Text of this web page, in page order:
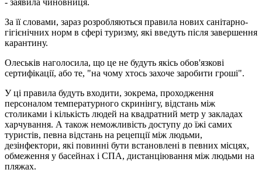
За її словами, зараз розробляються правила нових санітарно-
гігієнічних норм в сфері туризму, які введуть після завершення
карантину.
Олеськів наголосила, що це не будуть якісь обов'язкові
сертифікації, або те, "на чому хтось захоче заробити гроші".
У ці правила будуть входити, зокрема, проходження
персоналом температурного скринінгу, відстань між
столиками і кількість людей на квадратний метр у закладах
харчування. А також неможливість доступу до їжі самих
туристів, певна відстань на рецепції між людьми,
дезінфектори, які повинні бути встановлені в певних місцях,
обмеження у басейнах і СПА, дистанціювання між людьми на
пляжах.